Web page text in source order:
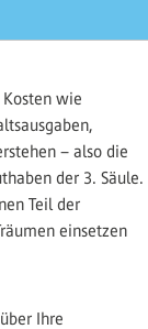
wie
– also die
der 3. Säule.
Teil der
einsetzen
Ihre